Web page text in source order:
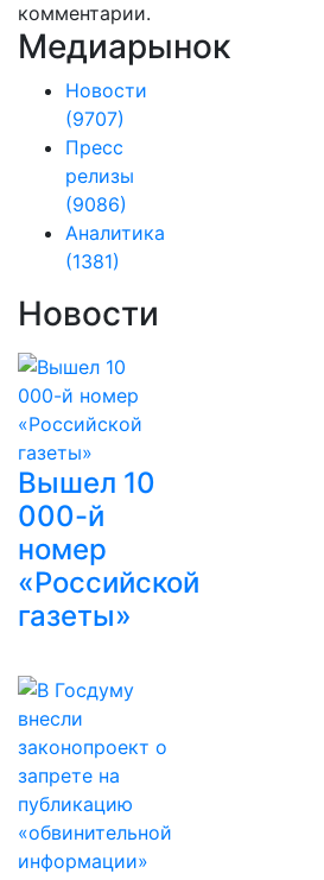
комментарии.
Медиарынок
Новости
(9707)
Пресс
релизы
(9086)
Аналитика
(1381)
Новости
Вышел 10
000-й
номер
«Российской
газеты»